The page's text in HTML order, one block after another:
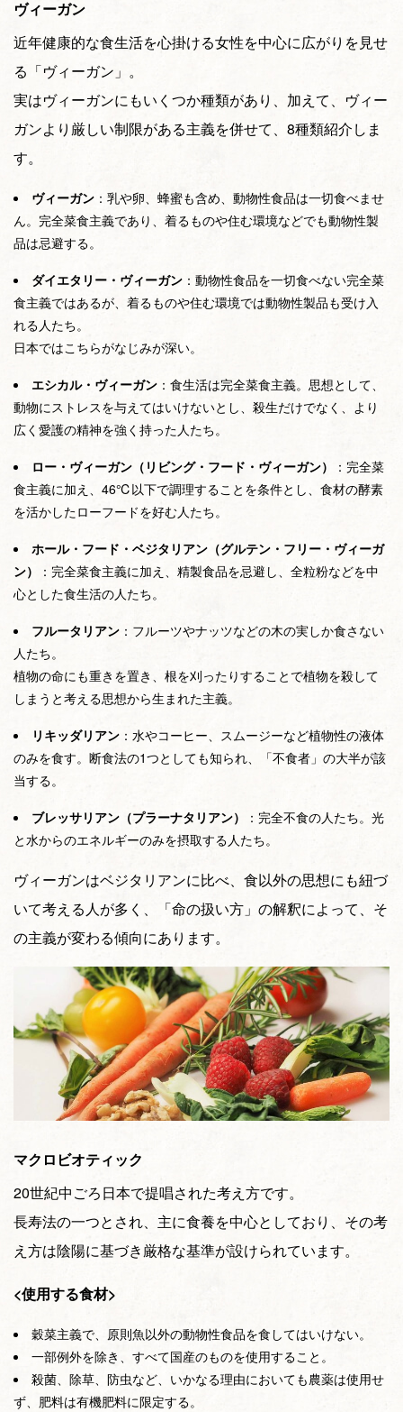
ヴィーガン
近年健康的な食生活を心掛ける女性を中心に広がりを見せ
る「ヴィーガン」。
実はヴィーガンにもいくつか種類があり、加えて、ヴィー
ガンより厳しい制限がある主義を併せて、8種類紹介しま
す。
ヴィーガン ：乳や卵、蜂蜜も含め、動物性食品は一切食べませ
ん。完全菜食主義であり、着るものや住む環境などでも動物性製
品は忌避する。
ダイエタリー・ヴィーガン ：動物性食品を一切食べない完全菜
食主義ではあるが、着るものや住む環境では動物性製品も受け入
れる人たち。
日本ではこちらがなじみが深い。
エシカル・ヴィーガン ：食生活は完全菜食主義。思想として、
動物にストレスを与えてはいけないとし、殺生だけでなく、より
広く愛護の精神を強く持った人たち。
ロー・ヴィーガン（リビング・フード・ヴィーガン）
：完全菜
食主義に加え、46℃以下で調理することを条件とし、食材の酵素
を活かしたローフードを好む人たち。
ホール・フード・ベジタリアン（グルテン・フリー・ヴィーガ
ン）
：完全菜食主義に加え、精製食品を忌避し、全粒粉などを中
心とした食生活の人たち。
フルータリアン ：フルーツやナッツなどの木の実しか食さない
人たち。
植物の命にも重きを置き、根を刈ったりすることで植物を殺して
しまうと考える思想から生まれた主義。
リキッダリアン ：水やコーヒー、スムージーなど植物性の液体
のみを食す。断食法の1つとしても知られ、「不食者」の大半が該
当する。
ブレッサリアン（プラーナタリアン）
：完全不食の人たち。光
と水からのエネルギーのみを摂取する人たち。
ヴィーガンはベジタリアンに比べ、食以外の思想にも紐づ
いて考える人が多く、「命の扱い方」の解釈によって、そ
の主義が変わる傾向にあります。
マクロビオティック
20世紀中ごろ日本で提唱された考え方です。
長寿法の一つとされ、主に食養を中心としており、その考
え方は陰陽に基づき厳格な基準が設けられています。
<使用する食材>
穀菜主義で、原則魚以外の動物性食品を食してはいけない。
一部例外を除き、すべて国産のものを使用すること。
殺菌、除草、防虫など、いかなる理由においても農薬は使用せ
ず、肥料は有機肥料に限定する。